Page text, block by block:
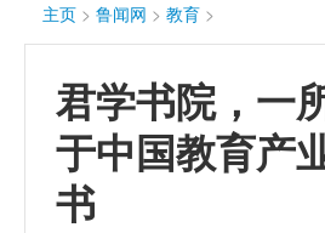
主页 > 鲁闻网 > 教育 >
君学书院，一
于中国教育产
书